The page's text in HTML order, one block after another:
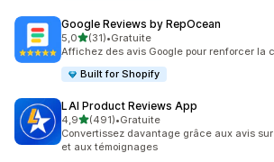
Google Reviews by RepOcean
5,0étoile(s) sur 5
(31)
31 avis au total
•Gratuite
Affichez des avis Google pour renforcer la
Built for Shopify
LAI Product Reviews App
4,9étoile(s) sur 5
(491)
491 avis au total
•Gratuite
Convertissez davantage grâce aux avis
et aux témoignages